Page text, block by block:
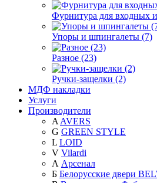
Фурнитура для входных
Упоры и шпингалеты (7)
Разное (23)
Ручки-защелки (2)
МДФ накладки
Услуги
Производители
A AVERS
G GREEN STYLE
L LOID
V Vilardi
А Арсенал
Б Белорусские двери